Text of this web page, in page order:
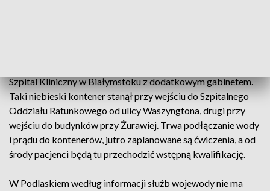
Szpital Kliniczny w Białymstoku z dodatkowym gabinetem.
Taki niebieski kontener stanął przy wejściu do Szpitalnego
Oddziału Ratunkowego od ulicy Waszyngtona, drugi przy
wejściu do budynków przy Żurawiej. Trwa podłączanie wody
i prądu do kontenerów, jutro zaplanowane są ćwiczenia, a od
środy pacjenci będą tu przechodzić wstępną kwalifikację.
W Podlaskiem według informacji służb wojewody nie ma